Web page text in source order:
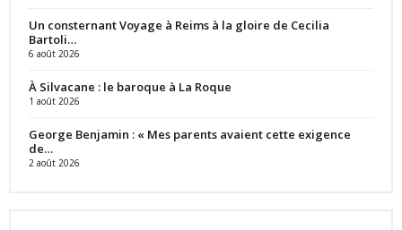
Un consternant Voyage à Reims à la gloire de Cecilia
Bartoli…
6 août 2026
À Silvacane : le baroque à La Roque
1 août 2026
George Benjamin : « Mes parents avaient cette exigence
de…
2 août 2026